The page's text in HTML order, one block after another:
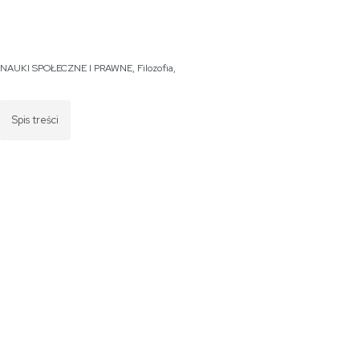
NAUKI SPOŁECZNE I PRAWNE, Filozofia,
Spis treści